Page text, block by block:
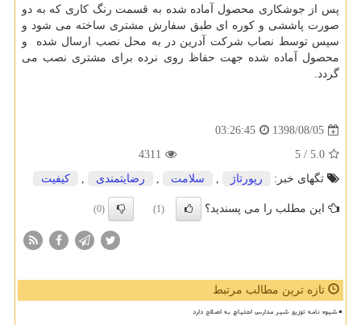
پس از جوشکاری محصول آماده شده به قسمت رنگ کاری که به دو
صورت پاششی و کوره ای طبق سفارش مشتری ساخته می شود و
سپس توسط نصاب شرکت آدرین در به محل نصب ارسال شده و
محصول آماده شده جهت حفاظ روی نرده برای مشتری نصب می
گردد.
1398/08/05
03:26:45
5.0
/ 5
4311
تگهای خبر:
رپورتاژ , سلامت , رضایتمندی , كیفیت
این مطلب را می پسندید؟ (1)
(0)
تازه ترین مطالب مرتبط
شیوه نامه توزیع شیر مدارس احتیاج به اصلاح دارد